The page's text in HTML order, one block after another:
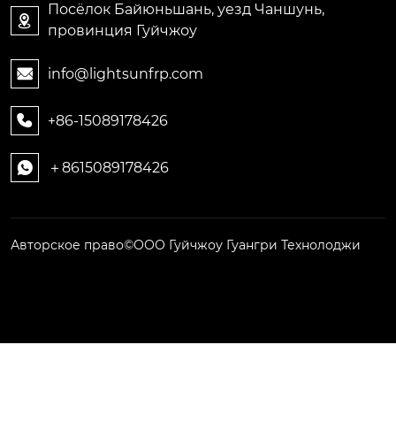

Посёлок Байюньшань, уезд Чаншунь,
провинция Гуйчжоу
 info@lightsunfrp.com
 +86-15089178426
 ＋8615089178426
Авторское право©ООО Гуйчжоу Гуангри Технолоджи